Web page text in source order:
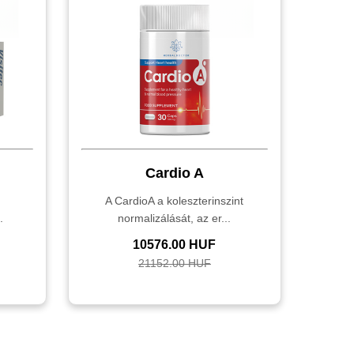
Cardio A
A CardioA a koleszterinszint
normalizálását, az er...
10576.00 HUF
21152.00 HUF